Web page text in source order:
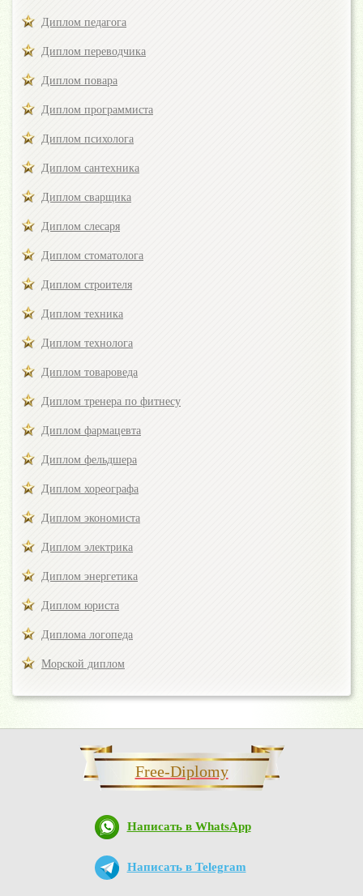
Диплом педагога
Диплом переводчика
Диплом повара
Диплом программиста
Диплом психолога
Диплом сантехника
Диплом сварщика
Диплом слесаря
Диплом стоматолога
Диплом строителя
Диплом техника
Диплом технолога
Диплом товароведа
Диплом тренера по фитнесу
Диплом фармацевта
Диплом фельдшера
Диплом хореографа
Диплом экономиста
Диплом электрика
Диплом энергетика
Диплом юриста
Диплома логопеда
Морской диплом
Free-Diplomy
Написать в WhatsApp
Написать в Telegram